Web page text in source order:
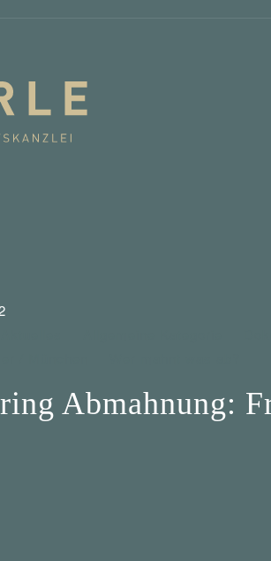
Abmahnung: